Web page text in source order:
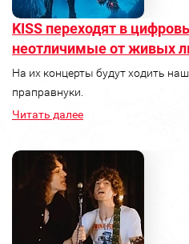
KISS переходят в
неотличимые от живых
На их концерты будут ходить
праправнуки.
Читать далее